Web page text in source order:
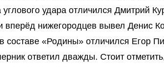
удара отличился Дмитрий
вперёд нижегородцев вывел Денис
составе «Родины» отличился Егор
ответил дважды. Стоит